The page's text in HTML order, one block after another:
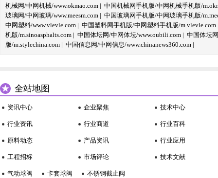
机械网/中网机械/www.okmao.com | 中国机械网手机版/中网机械手机版/
玻璃网/中网玻璃/www.meesm.com | 中国玻璃网手机版/中网玻璃手机版/
中网塑料/www.vlevle.com | 中国塑料网手机版/中网塑料手机版/m.vlevle.com
机版/m.sinoasphalts.com | 中国体坛网/中网体坛/www.oubili.com | 中国体坛
版/m.stylechina.com | 中国信息网/中网信息/www.chinanews360.com |
全站地图
资讯中心
行业资讯
原料动态
工程招标
企业聚焦
行业商道
产品资讯
市场评论
技术中心
行业百科
行业应用
技术文献
气动球阀 卡套球阀 不锈钢截止阀